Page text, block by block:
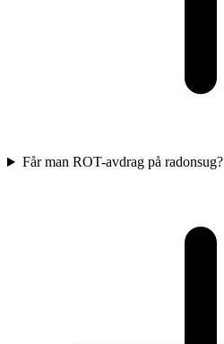
Får man ROT-avdrag på radonsug?